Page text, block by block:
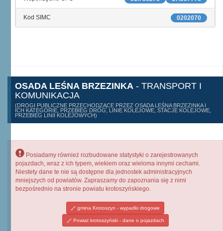
0202070
Kod SIMC
OSADA LEŚNA BRZEZINKA - TRANSPORT I
KOMUNIKACJA
(DROGI PUBLICZNE PRZECHODZĄCE PRZEZ OSADA LEŚNA BRZEZINKA I
ICH KATEGORIE, PRZEBIEG DRÓG, LINIE KOLEJOWE, STACJE KOLEJOWE,
PRZEBIEG LINII KOLEJOWYCH)
Posiadamy również rozbudowane statystyki o zarejestrowanych
pojazdach, wraz z ich typem, wiekiem oraz wieloma innymi cechami.
Niestety dane te nie są dostępne dla jednostek administracyjnych
mniejszych od powiatów. Zapraszamy do zapoznania się z nimi
bezpośrednio na stronie powiatu krotoszyńskiego.
gmina Krotoszyn - wypadki drogowe
Powiat krotoszyński - dane o pojazdach